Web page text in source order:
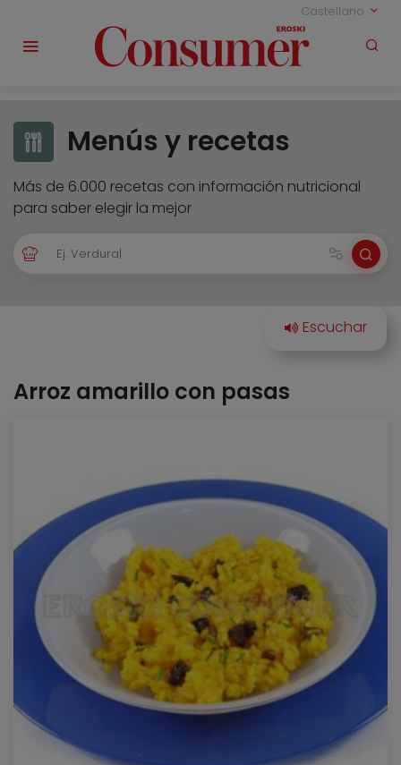
Castellano
Menús y recetas
Más de 6.000 recetas con información nutricional
para saber elegir la mejor
Arroz amarillo con pasas